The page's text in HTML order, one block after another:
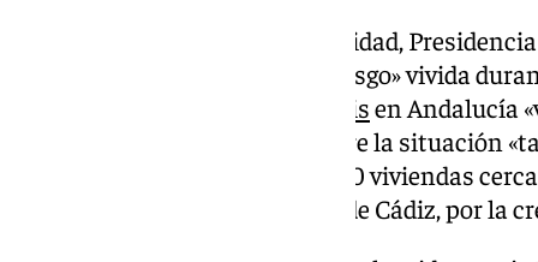
Antonio Sanz, consejero de Sanidad,
que la situación de «máximo riesgo» vivida
borrasca Francisen Andalucía
tomar decisiones «pronto», sobre la situación
Monda y sobre el desalojo de 470 viviendas
Guadarranque, en la provincia de Cádiz, por la